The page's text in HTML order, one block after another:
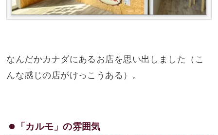
なんだかカナダにあるお店を思い出しました（こ
んな感じの店がけっこうある）。
「カルモ」の雰囲気